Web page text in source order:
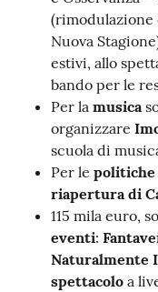
(rimodulazione
Nuova
estivi, allo
bando per le
Per la musica
organizzare
scuola di
Per le
riapertura di
115 mila euro,
eventi:
Naturalmente
spettacolo a